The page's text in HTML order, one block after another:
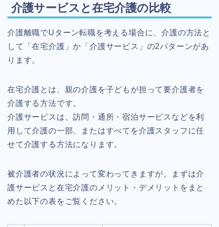
介護サービスと在宅介護の比較
介護離職でUターン転職を考える場合に、介護の方法と
して「在宅介護」か「介護サービス」の2パターンがあ
ります。
在宅介護とは、親の介護を子どもが担って要介護者を
介護する方法です。
介護サービスは、訪問・通所・宿泊サービスなどを利
用して介護の一部、またはすべてを介護スタッフに任
せて介護する方法になります。
被介護者の状況によって変わってきますが、まずは介
護サービスと在宅介護のメリット・デメリットをまと
めた以下の表をご覧ください。